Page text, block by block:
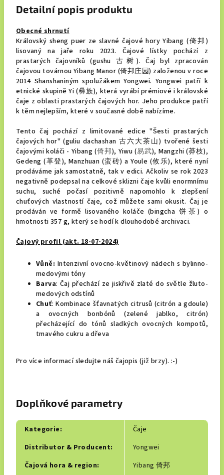
Detailní popis produktu
Obecné shrnutí
Královský sheng puer ze slavné čajové hory Yibang (倚邦)
lisovaný na jaře roku 2023. Čajové lístky pochází z
prastarých čajovníků (gushu 古树). Čaj byl zpracován
čajovou továrnou Yibang Manor (倚邦庄园) založenou v roce
2014 Shanshaniným spolužákem Yongwei. Yongwei patří k
etnické skupině Yi (彝族), která vyrábí prémiové i královské
čaje z oblasti prastarých čajových hor. Jeho produkce patří
k těm nejlepším, které v současné době nabízíme.
Tento čaj pochází z limitované edice "Šesti prastarých
čajových hor" (guliu dachashan 古六大茶山) tvořené šesti
čajovými koláči - Yibang (倚邦), Yiwu (易武), Mangzhi (莽枝),
Gedeng (革登), Manzhuan (蛮砖) a Youle (攸乐), které nyní
prodáváme jak samostatně, tak v edici. Ačkoliv se rok 2023
negativně podepsal na celkové sklizni čaje kvůli enormnímu
suchu, suché počasí pozitivně napomohlo k zlepšení
chuťových vlastností čaje, což můžete sami okusit. Čaj je
prodáván ve formě lisovaného koláče (bingcha 饼茶) o
hmotnosti 357 g, který se hodí k dlouhodobé archivaci.
Čajový profil (akt. 18-07-2024)
Vůně: Intenzivní ovocno-květinový nádech s bylinno-
medovými tóny
Barva: Čaj přechází ze jiskřivě zlaté do světle žluto-
medových odstínů
Chuť: Kombinace šťavnatých citrusů (citrón a gdoule)
a ovocných bonbónů (zelené jablko, citrón)
přecházející do tónů sladkých ovocných kompotů,
tmavého cukru a dřeva
Pro více informací sledujte náš čajopis (již brzy). :-)
Doplňkové parametry
Kategorie:
Čaje
Distributor & Producent:
Yongwei
Čajová hora & region:
Yibang 倚邦